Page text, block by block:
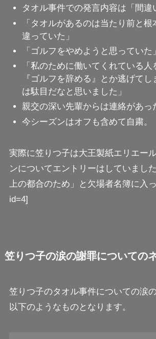
タオル事件での発言内容は「間違
「タオルがあるのは当たり前と
違っていた」
「ゴルフをやめようと思っていた」
「私のために働いてくれている
『ゴルフを辞める』とか逃げてし
は駄目だなと思いました」
親交の深い先輩からは連絡があっ
今シーズンはオフも含めて自粛。
実際に笠りつ子は大王製紙エリエー
ンについてエントリーはしていまし
上の都合のため」と欠場者名簿に入
id=4]
笠りつ子の涙の謝罪についての
笠りつ子のタオル事件についての涙
以下のようなものとなります。